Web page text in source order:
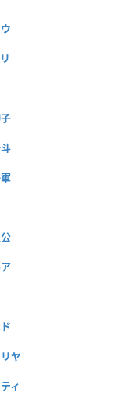
ヤ
ィ